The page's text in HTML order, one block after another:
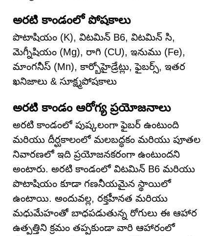
అరటి కాండంలో పోషకాలు
పొటాషియం (K), విటమిన్ B6, విటమిన్ సి,
మెగ్నీషియం (Mg), రాగి (CU), ఇనుము (Fe),
మాంగనీస్ (Mn), కార్బోహైడ్రేట్లు, ఫైబర్స్, ఇతర
ఖనిజాలు & సూక్ష్మపోషకాలు
అరటి కాండం ఆరోగ్య ప్రయోజనాలు
అరటి కాండంలో పుష్కలంగా ఫైబర్ ఉంటుంది
మరియు దీర్ఘకాలంలో మలబద్ధకం మరియు పూతల
నివారణలో ఇది ప్రయోజనకరంగా ఉంటుందని
అంటారు. అరటి కాండంలో విటమిన్ B6 మరియు
పొటాషియం కూడా గణనీయమైన స్థాయిలో
ఉంటాయి. అందువల్ల, రక్తహీనత మరియు
మధుమేహంతో బాధపడుతున్న రోగులు ఈ ఆహార
ఉత్పత్తిని క్రమం తప్పకుండా వారి ఆహారంలో